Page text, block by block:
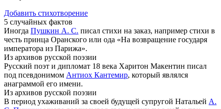
Добавить стихотворение
5 случайных фактов
Иногда Пушкин А. С. писал стихи на заказ, например стихи в
честь принца Оранского или ода «На возвращение государя
императора из Парижа».
Из архивов русской поэзии
Русский поэт и дипломат 18 века Харитон Макентин писал
под псевдонимом Антиох Кантемир, который являлся
анаграммой его имени.
Из архивов русской поэзии
В период ухаживаний за своей будущей супругой Натальей А.